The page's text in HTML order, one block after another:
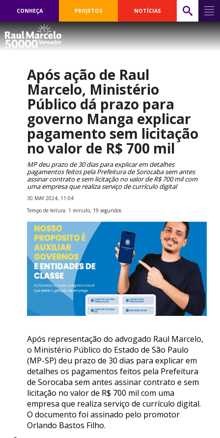
CONHEÇA PROJETOS NOTÍCIAS
Após ação de Raul
Marcelo, Ministério
Público dá prazo para
governo Manga explicar
pagamento sem licitação
no valor de R$ 700 mil
MP deu prazo de 30 dias para explicar em detalhes
pagamentos feitos pela Prefeitura de Sorocaba sem antes
assinar contrato e sem licitação no valor de R$ 700 mil com
uma empresa que realiza serviço de currículo digital
30 MAY 2024, 11:04
Tempo de leitura: 1 minuto, 19 segundos
Após representação do advogado Raul Marcelo,
o Ministério Público do Estado de São Paulo
(MP-SP) deu prazo de 30 dias para explicar em
detalhes os pagamentos feitos pela Prefeitura
de Sorocaba sem antes assinar contrato e sem
licitação no valor de R$ 700 mil com uma
empresa que realiza serviço de currículo digital.
O documento foi assinado pelo promotor
Orlando Bastos Filho.